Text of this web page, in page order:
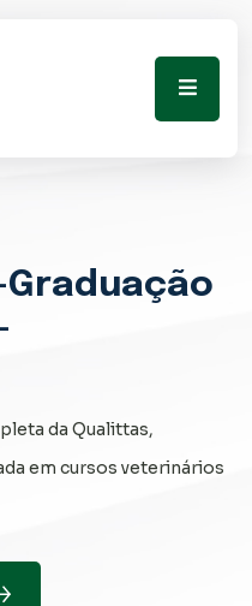
Graduação
da Qualittas,
em cursos veterinários